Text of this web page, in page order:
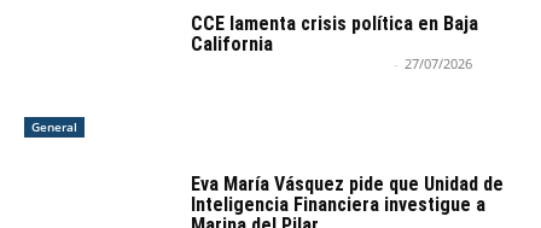
General
CCE lamenta crisis política en Baja
California
- 27/07/2026
Eva María Vásquez pide que Unidad de
Inteligencia Financiera investigue a